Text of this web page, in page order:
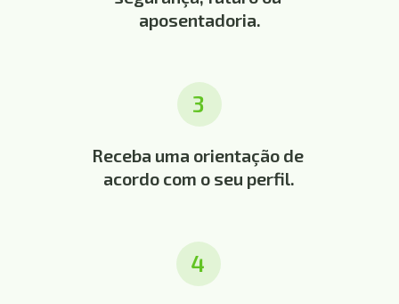
4
3
Receba uma orientação de
acordo com o seu perfil.
aposentadoria.